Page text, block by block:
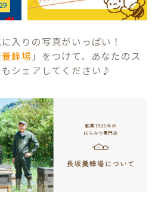
入りの写真がいっぱい！
蜂場 」をつけて、あなたのス
シェアしてください♪